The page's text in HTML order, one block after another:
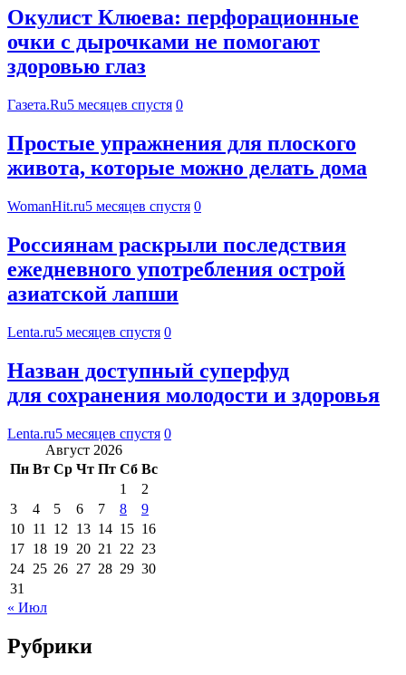
Окулист Клюева: перфорационные
очки с дырочками не помогают
здоровью глаз
Газета.Ru5 месяцев спустя 0
Простые упражнения для плоского
живота, которые можно делать дома
WomanHit.ru5 месяцев спустя 0
Россиянам раскрыли последствия
ежедневного употребления острой
азиатской лапши
Lenta.ru5 месяцев спустя 0
Назван доступный суперфуд
для сохранения молодости и здоровья
Lenta.ru5 месяцев спустя 0
Август 2026
Пн Вт Ср Чт Пт Сб Вс
1
2
3
4 5 6 7 8
9
10 11 12 13 14 15 16
17 18 19 20 21 22 23
24 25 26 27 28 29 30
31
« Июл
Рубрики